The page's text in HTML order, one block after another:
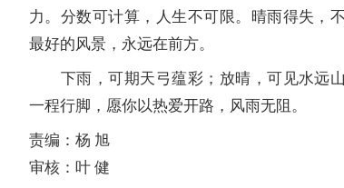
力。分数可计算，人生不可限。晴雨得失，
最好的风景，永远在前方。
下雨，可期天弓蕴彩；放晴，可见水远
一程行脚，愿你以热爱开路，风雨无阻。
责编：杨 旭
审核：叶 健